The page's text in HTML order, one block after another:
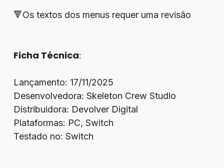
🔻Os textos dos menus requer uma revisão
Ficha Técnica:
Lançamento: 17/11/2025
Desenvolvedora: Skeleton Crew Studio
Distribuidora: Devolver Digital
Plataformas: PC, Switch
Testado no: Switch